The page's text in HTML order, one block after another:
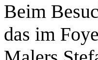
Beim
das im